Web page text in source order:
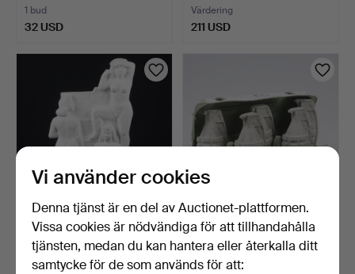
1 bud
32 USD
Värdering
211 USD
EMIL NÄSVALL. Väggrelief,
kvinnostudie, gi…
MARTIN SMIDA. HANS
ATELJÉ. ”Engångsartikla…
4 dagar
Vi använder cookies
Denna tjänst är en del av Auctionet-plattformen.
Vissa cookies är nödvändiga för att tillhandahålla
tjänsten, medan du kan hantera eller återkalla ditt
samtycke för de som används för att: